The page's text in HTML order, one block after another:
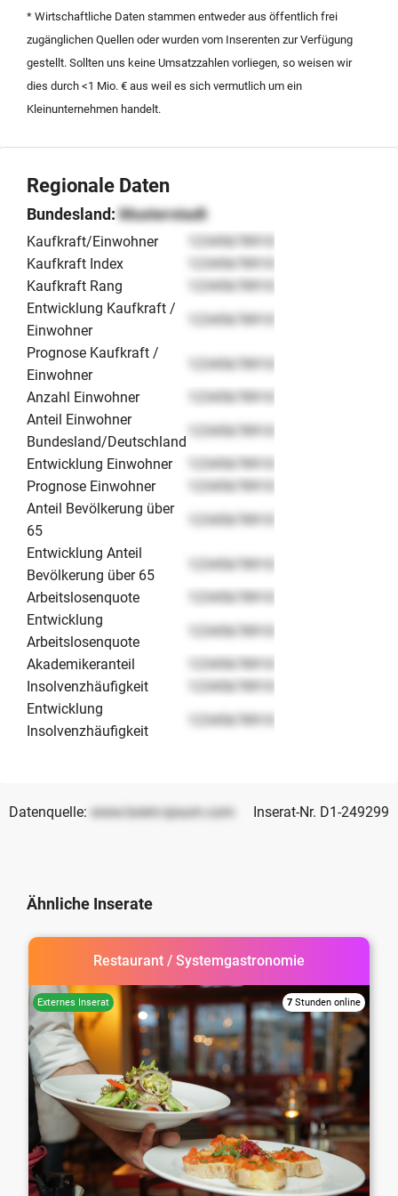
Übergang im Rahmen der Nachfolgeregelung in
Nordrhein-Westfalen sicherstellt.
* Wirtschaftliche Daten stammen entweder aus öffentlich frei
zugänglichen Quellen oder wurden vom Inserenten zur Verfügung
gestellt. Sollten uns keine Umsatzzahlen vorliegen, so weisen wir
dies durch <1 Mio. € aus weil es sich vermutlich um ein
Kleinunternehmen handelt.
Regionale Daten
Bundesland: Musterstadt
Kaufkraft/Einwohner
12345678910
Kaufkraft Index
12345678910
Kaufkraft Rang
12345678910
Entwicklung Kaufkraft /
Einwohner
12345678910
Prognose Kaufkraft /
Einwohner
12345678910
Anzahl Einwohner
12345678910
Anteil Einwohner
Bundesland/Deutschland
12345678910
Entwicklung Einwohner
12345678910
Prognose Einwohner
12345678910
Anteil Bevölkerung über
65
12345678910
Entwicklung Anteil
Bevölkerung über 65
12345678910
Arbeitslosenquote
12345678910
Entwicklung
Arbeitslosenquote
12345678910
Akademikeranteil
12345678910
Insolvenzhäufigkeit
12345678910
Entwicklung
Insolvenzhäufigkeit
12345678910
Datenquelle: www.lorem-ipsum.com Inserat-Nr. D1-249299
Ähnliche Inserate
Restaurant / Systemgastronomie
7 Stunden online